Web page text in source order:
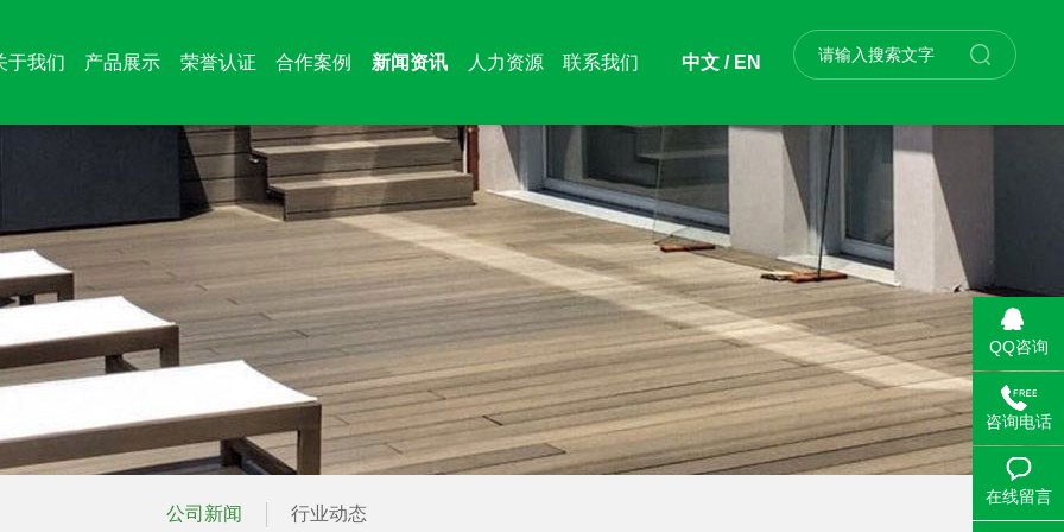
中文 / EN
于我们 产品展示 荣誉认证 合作案例 新闻资讯 人力资源 联系我们
公司新闻 行业动态
QQ咨询
咨询电话
在线留言